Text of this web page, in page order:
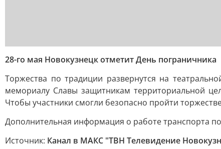
28-го мая Новокузнецк отметит День пограничника
Торжества по традиции развернутся на
мемориалу Славы защитникам территориальной
Чтобы участники смогли безопасно пройти
Дополнительная информация о работе транспорта
Источник: Канал в МАКС "ТВН Телевидение